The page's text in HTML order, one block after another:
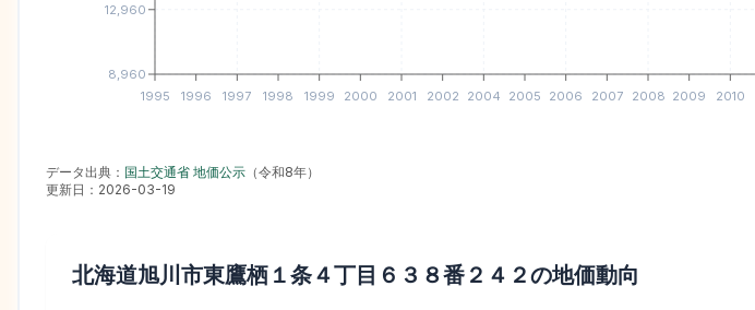
1995 1996 1997 1998 1999 2000 2001 2002 2004 2005 2006 2007 2008 2009 2010
8,960
12,960
データ出典： 国土交通省 地価公示 （令和8年）
更新日： 2026-03-19
北海道旭川市東鷹栖１条４丁目６３８番２４２の地価動向